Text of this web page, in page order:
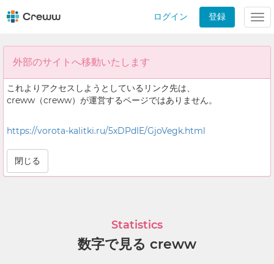
ログイン 登録
外部のサイトへ移動いたします
これよりアクセスしようとしているリンク先は、
creww（creww）が運営するページではありません。
https://vorota-kalitki.ru/5xDPdIE/GjoVegk.html
閉じる
Statistics
数字で見る creww